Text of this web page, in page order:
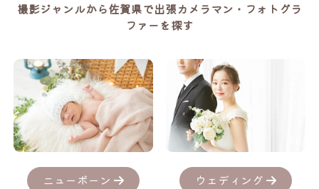
撮影ジャンルから佐賀県で出張カメラマン・フォトグラ
ファーを探す
ニューボーン ウェディング